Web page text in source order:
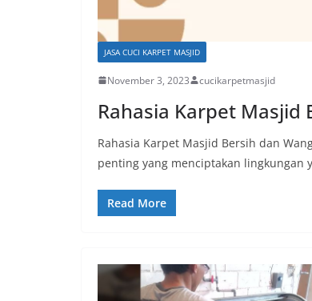
JASA CUCI KARPET MASJID
November 3, 2023 cucikarpetmasjid
Rahasia Karpet Masjid
Rahasia Karpet Masjid Bersih dan
penting yang menciptakan lingkungan
Read More